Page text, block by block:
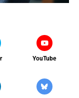
YouTube